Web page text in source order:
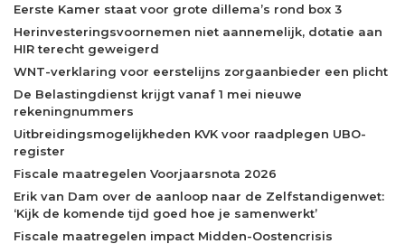
Eerste Kamer staat voor grote dillema’s rond box 3
Herinvesteringsvoornemen niet aannemelijk, dotatie aan
HIR terecht geweigerd
WNT-verklaring voor eerstelijns zorgaanbieder een plicht
De Belastingdienst krijgt vanaf 1 mei nieuwe
rekeningnummers
Uitbreidingsmogelijkheden KVK voor raadplegen UBO-
register
Fiscale maatregelen Voorjaarsnota 2026
Erik van Dam over de aanloop naar de Zelfstandigenwet:
‘Kijk de komende tijd goed hoe je samenwerkt’
Fiscale maatregelen impact Midden-Oostencrisis